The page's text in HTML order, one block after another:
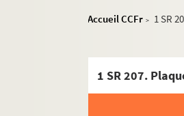
Accueil CCFr > 1 SR
1 SR 207.